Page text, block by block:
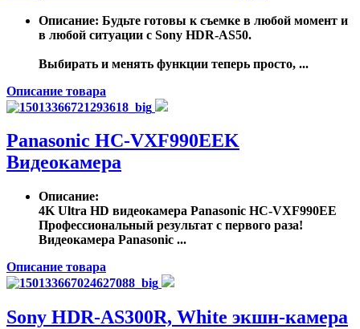
Описание: Будьте готовы к съемке в любой момент и
в любой ситуации с Sony HDR-AS50.
Выбирать и менять функции теперь просто, ...
Описание товара
Panasonic HC-VXF990EEK
Видеокамера
Описание:
4K Ultra HD видеокамера Panasonic HC-VXF990EE
Профессиональный результат с первого раза!
Видеокамера Panasonic ...
Описание товара
Sony HDR-AS300R, White экшн-камера